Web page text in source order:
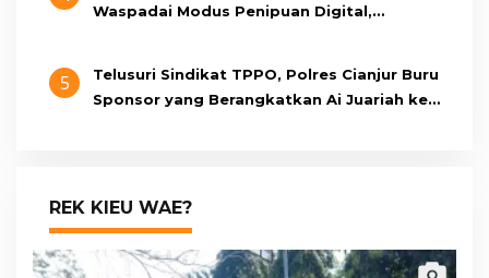
Waspadai Modus Penipuan Digital,
5
Telusuri Sindikat TPPO, Polres Cianjur Buru
Sponsor yang Berangkatkan Ai Juariah ke
REK KIEU WAE?